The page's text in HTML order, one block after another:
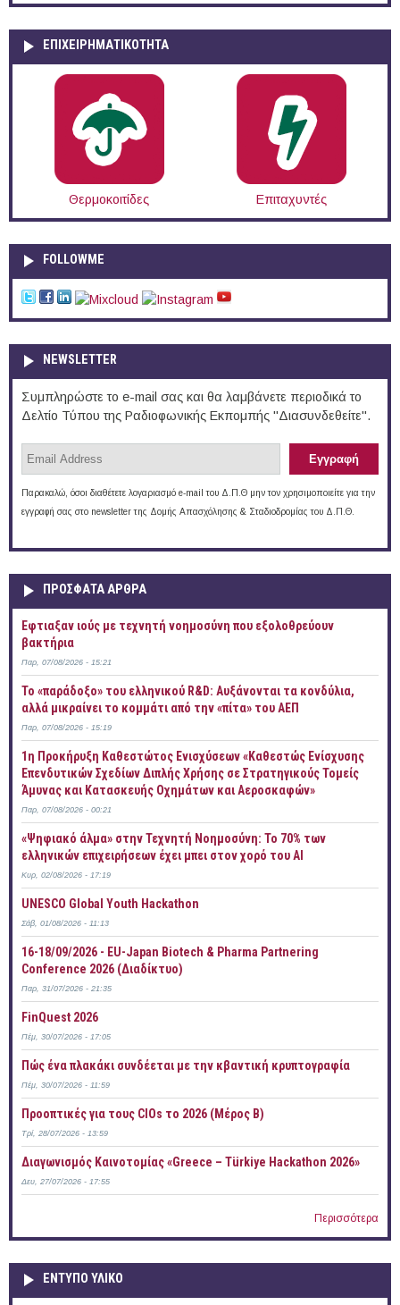
ΕΠΙΧΕΙΡΗΜΑΤΙΚΟΤΗΤΑ
Θερμοκοιτίδες Επιταχυντές
FOLLOWME
NEWSLETTER
Συμπληρώστε το e-mail σας και θα λαμβάνετε περιοδικά το
Δελτίο Τύπου της Ραδιοφωνικής Εκπομπής "Διασυνδεθείτε".
Παρακαλώ, όσοι διαθέτετε λογαριασμό e-mail του Δ.Π.Θ μην τον χρησιμοποιείτε για την
εγγραφή σας στο newsletter της Δομής Απασχόλησης & Σταδιοδρομίας του Δ.Π.Θ.
ΠΡOΣΦΑΤΑ AΡΘΡΑ
Έφτιαξαν ιούς με τεχνητή νοημοσύνη που εξολοθρεύουν
βακτήρια
Παρ, 07/08/2026 - 15:21
Το «παράδοξο» του ελληνικού R&D: Αυξάνονται τα κονδύλια,
αλλά μικραίνει το κομμάτι από την «πίτα» του ΑΕΠ
Παρ, 07/08/2026 - 15:19
1η Προκήρυξη Καθεστώτος Ενισχύσεων «Καθεστώς Ενίσχυσης
Επενδυτικών Σχεδίων Διπλής Χρήσης σε Στρατηγικούς Τομείς
Άμυνας και Κατασκευής Οχημάτων και Αεροσκαφών»
Παρ, 07/08/2026 - 00:21
«Ψηφιακό άλμα» στην Τεχνητή Νοημοσύνη: Το 70% των
ελληνικών επιχειρήσεων έχει μπει στον χορό του AI
Κυρ, 02/08/2026 - 17:19
UNESCO Global Youth Hackathon
Σάβ, 01/08/2026 - 11:13
16-18/09/2026 - EU-Japan Biotech & Pharma Partnering
Conference 2026 (Διαδίκτυο)
Παρ, 31/07/2026 - 21:35
FinQuest 2026
Πέμ, 30/07/2026 - 17:05
Πώς ένα πλακάκι συνδέεται με την κβαντική κρυπτογραφία
Πέμ, 30/07/2026 - 11:59
Προοπτικές για τους CIOs το 2026 (Μέρος Β)
Τρί, 28/07/2026 - 13:59
Διαγωνισμός Καινοτομίας «Greece – Türkiye Hackathon 2026»
Δευ, 27/07/2026 - 17:55
Περισσότερα
ΕΝΤΥΠΟ ΥΛΙΚΟ